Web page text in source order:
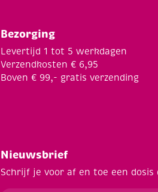
Bezorging
Levertijd 1 tot 5 werkdagen
Verzendkosten € 6,95
Boven € 99,- gratis verzending
Nieuwsbrief
Schrijf je voor af en toe een